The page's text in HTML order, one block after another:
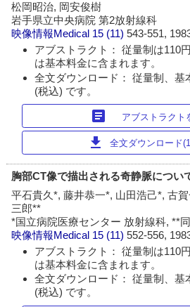
松岡昭治, 岡安俊樹
岩手県立中央病院 第2放射線科
映像情報Medical 15 (11)543-551,
アブストラクト： 従量制は110
は基本料金に含まれます。
全文ダウンロード： 従量制、基
(税込) です。
article アブストラクト
download 全文ダウンロード
胸部CT像で描出される奇静脈につい
平石貴久*, 藤井恭一*, 山田浩己*, 古
三郎**
*国立病院医療センター 放射線科, **
映像情報Medical 15 (11)552-556,
アブストラクト： 従量制は110
は基本料金に含まれます。
全文ダウンロード： 従量制、基
(税込) です。